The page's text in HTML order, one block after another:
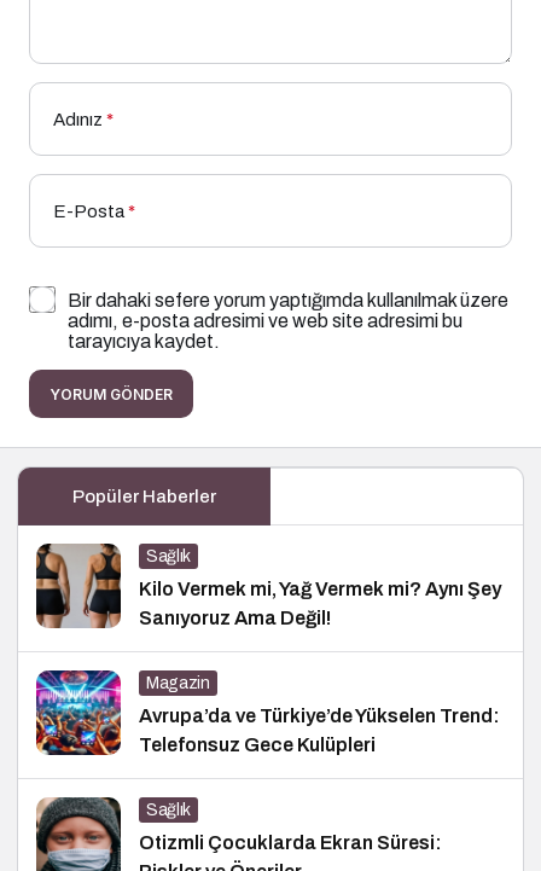
Adınız *
E-Posta*
Bir dahaki sefere yorum yaptığımda kullanılmak üzere
adımı, e-posta adresimi ve web site adresimi bu
tarayıcıya kaydet.
YORUM GÖNDER
Popüler Haberler
Sağlık
Kilo Vermek mi, Yağ Vermek mi? Aynı Şey
Sanıyoruz Ama Değil!
Magazin
Avrupa’da ve Türkiye’de Yükselen Trend:
Telefonsuz Gece Kulüpleri
Sağlık
Otizmli Çocuklarda Ekran Süresi: